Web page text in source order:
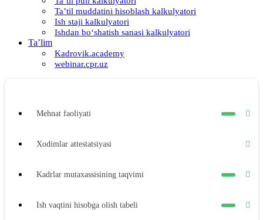
Ta’til muddatini hisoblash kalkulyatori
Ish staji kalkulyatori
Ishdan boʻshatish sanasi kalkulyatori
Ta’lim
Kadrovik.academy
webinar.cpr.uz
Mehnat faoliyati
Xodimlar attestatsiyasi
Kadrlar mutaхassisining taqvimi
Ish vaqtini hisobga olish tabeli